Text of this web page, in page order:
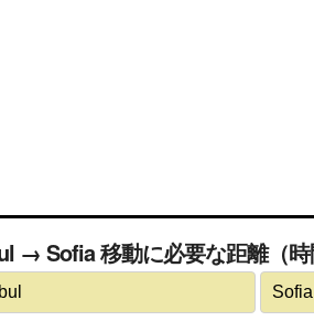
→ Sofia 移動に必要な距離（